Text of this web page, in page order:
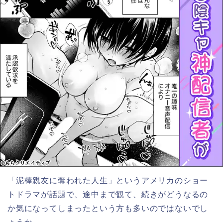
「泥棒親友に奪われた人生」というアメリカのショー
トドラマが話題で、途中まで観て、続きがどうなるの
か気になってしまったという方も多いのではないでし